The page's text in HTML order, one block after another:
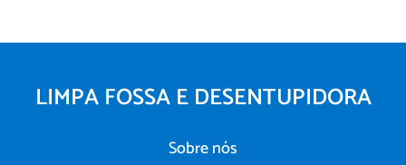
LIMPA FOSSA E DESENTUPIDORA
Sobre nós